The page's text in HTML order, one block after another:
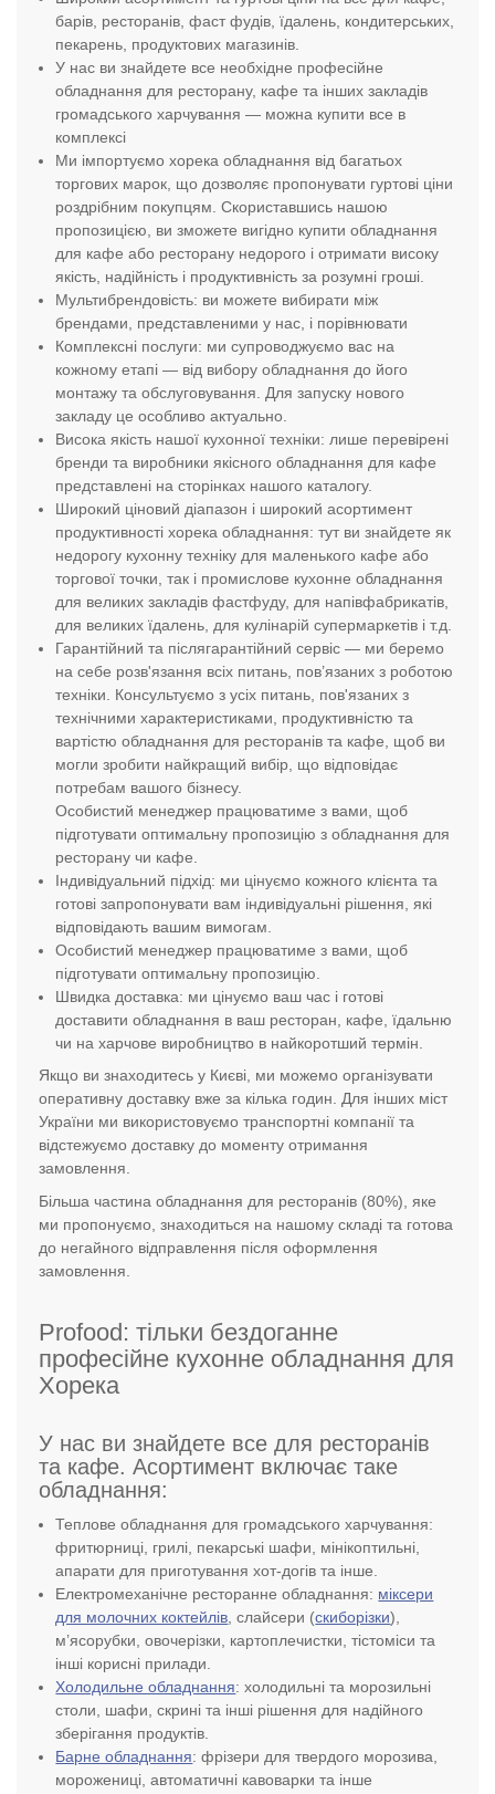
барів, ресторанів, фаст фудів, їдалень, кондитерських,
пекарень, продуктових магазинів.
У нас ви знайдете все необхідне професійне
обладнання для ресторану, кафе та інших закладів
громадського харчування — можна купити все в
комплексі
Ми імпортуємо хорека обладнання від багатьох
торгових марок, що дозволяє пропонувати гуртові ціни
роздрібним покупцям. Скориставшись нашою
пропозицією, ви зможете вигідно купити обладнання
для кафе або ресторану недорого і отримати високу
якість, надійність і продуктивність за розумні гроші.
Мультибрендовість: ви можете вибирати між
брендами, представленими у нас, і порівнювати
Комплексні послуги: ми супроводжуємо вас на
кожному етапі — від вибору обладнання до його
монтажу та обслуговування. Для запуску нового
закладу це особливо актуально.
Висока якість нашої кухонної техніки: лише перевірені
бренди та виробники якісного обладнання для кафе
представлені на сторінках нашого каталогу.
Широкий ціновий діапазон і широкий асортимент
продуктивності хорека обладнання: тут ви знайдете як
недорогу кухонну техніку для маленького кафе або
торгової точки, так і промислове кухонне обладнання
для великих закладів фастфуду, для напівфабрикатів,
для великих їдалень, для кулінарій супермаркетів і т.д.
Гарантійний та післягарантійний сервіс — ми беремо
на себе розв'язання всіх питань, пов’язаних з роботою
техніки. Консультуємо з усіх питань, пов'язаних з
технічними характеристиками, продуктивністю та
вартістю обладнання для ресторанів та кафе, щоб ви
могли зробити найкращий вибір, що відповідає
потребам вашого бізнесу.
Особистий менеджер працюватиме з вами, щоб
підготувати оптимальну пропозицію з обладнання для
ресторану чи кафе.
Індивідуальний підхід: ми цінуємо кожного клієнта та
готові запропонувати вам індивідуальні рішення, які
відповідають вашим вимогам.
Особистий менеджер працюватиме з вами, щоб
підготувати оптимальну пропозицію.
Швидка доставка: ми цінуємо ваш час і готові
доставити обладнання в ваш ресторан, кафе, їдальню
чи на харчове виробництво в найкоротший термін.
Якщо ви знаходитесь у Києві, ми можемо організувати
оперативну доставку вже за кілька годин. Для інших міст
України ми використовуємо транспортні компанії та
відстежуємо доставку до моменту отримання
замовлення.
Більша частина обладнання для ресторанів (80%), яке
ми пропонуємо, знаходиться на нашому складі та готова
до негайного відправлення після оформлення
замовлення.
Profood: тільки бездоганне
професійне кухонне обладнання для
Хорека
У нас ви знайдете все для ресторанів
та кафе. Асортимент включає таке
обладнання:
Теплове обладнання для громадського харчування:
фритюрниці, грилі, пекарські шафи, мінікоптильні,
апарати для приготування хот-догів та інше.
Електромеханічне ресторанне обладнання: міксери
для молочних коктейлів , слайсери (скиборізки),
м’ясорубки, овочерізки, картоплечистки, тістоміси та
інші корисні прилади.
Холодильне обладнання: холодильні та морозильні
столи, шафи, скрині та інші рішення для надійного
зберігання продуктів.
Барне обладнання: фрізери для твердого морозива,
морожениці, автоматичні кавоварки та інше